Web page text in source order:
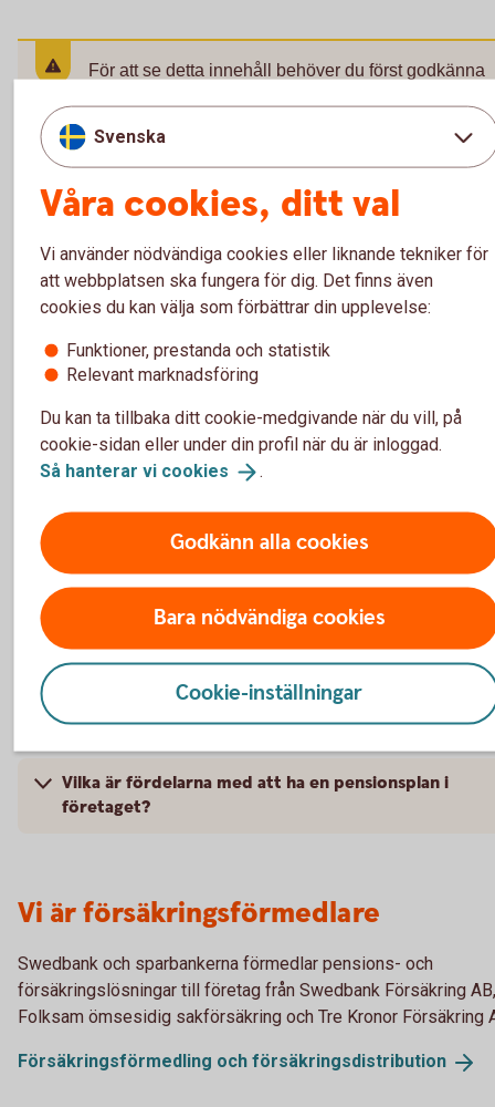
För att se detta innehåll behöver du först godkänna
Inställningar för cookies
Vanliga frågor om tjänstepension
Varför är det viktigt för mig som egenföretagare att
spara till pension?
Hur mycket bör jag som egenföretagare spara till
Vilka avdragsmöjligheter finns det för
Varför är det viktigt med en sjukförsäkring och en
Vilka försäkringar kan ingå i en
pensionsplan/pensionslösning/pension/
Vilka är fördelarna med att ha en pensionsplan i
företaget?
Vi är försäkringsförmedlare
Swedbank och sparbankerna förmedlar pensions- och
försäkringslösningar till företag från Swedbank Försäkring AB,
Folksam ömsesidig sakförsäkring och Tre Kronor Försäkring
Försäkringsförmedling och försäkringsdistribution
Svenska
Våra cookies, ditt val
Vi använder nödvändiga cookies eller liknande tekniker för
att webbplatsen ska fungera för dig. Det finns även
cookies du kan välja som förbättrar din upplevelse:
Funktioner, prestanda och statistik
Relevant marknadsföring
Du kan ta tillbaka ditt cookie-medgivande när du vill, på
cookie-sidan eller under din profil när du är inloggad.
Så hanterar vi cookies .
Godkänn alla cookies
Bara nödvändiga cookies
Cookie-inställningar